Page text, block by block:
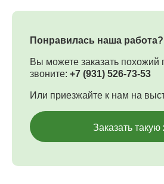
Понравилась наша работа?
Вы можете заказать похожий
звоните: +7 (931) 526-73-53
Или приезжайте к нам на
Заказать такую